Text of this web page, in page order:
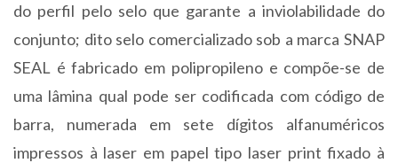
do perfil pelo selo que garante a inviolabilidade do
conjunto; dito selo comercializado sob a marca SNAP
SEAL é fabricado em polipropileno e compõe-se de
uma lâmina qual pode ser codificada com código de
barra, numerada em sete dígitos alfanuméricos
impressos à laser em papel tipo laser print fixado à